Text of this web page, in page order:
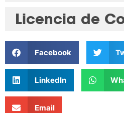
Licencia de
Facebook
LinkedIn
Email